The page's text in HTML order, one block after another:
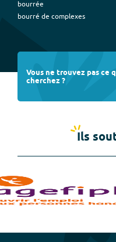
bourrée
bourré de complexes
Vous ne trouvez pas ce
cherchez ?
Ils